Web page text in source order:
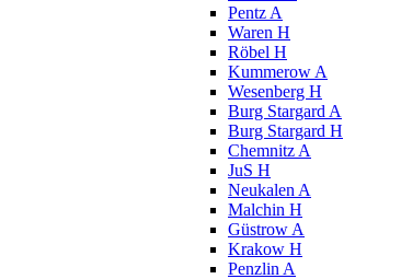
Pentz A
Waren H
Röbel H
Kummerow A
Wesenberg H
Burg Stargard A
Burg Stargard H
Chemnitz A
JuS H
Neukalen A
Malchin H
Güstrow A
Krakow H
Penzlin A